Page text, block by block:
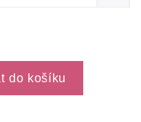
do košíku